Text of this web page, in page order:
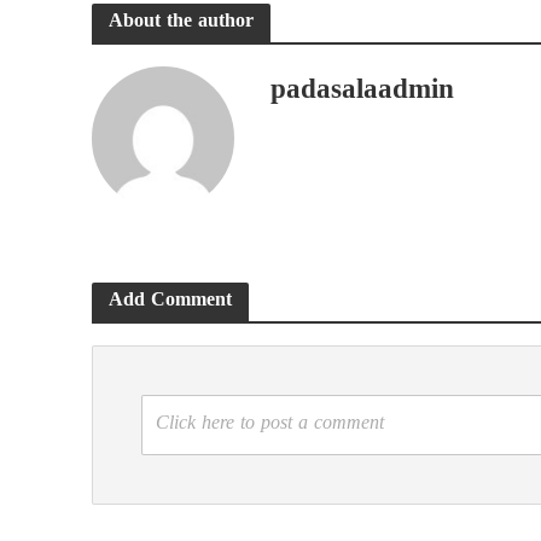
About the author
padasalaadmin
Add Comment
Click here to post a comment